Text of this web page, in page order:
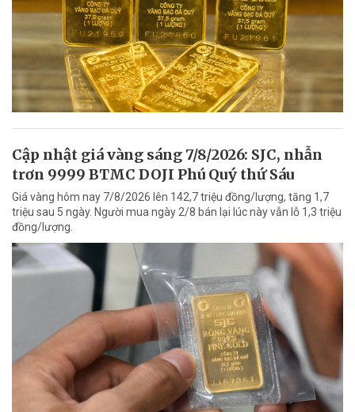
Cập nhật giá vàng sáng 7/8/2026: SJC, nhẫn
trơn 9999 BTMC DOJI Phú Quý thứ Sáu
Giá vàng hôm nay 7/8/2026 lên 142,7 triệu đồng/lượng, tăng 1,7
triệu sau 5 ngày. Người mua ngày 2/8 bán lại lúc này vẫn lỗ 1,3 triệu
đồng/lượng.